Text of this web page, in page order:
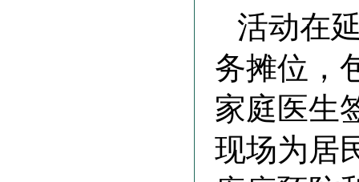
活动在
务摊位，
家庭医生
现场为居